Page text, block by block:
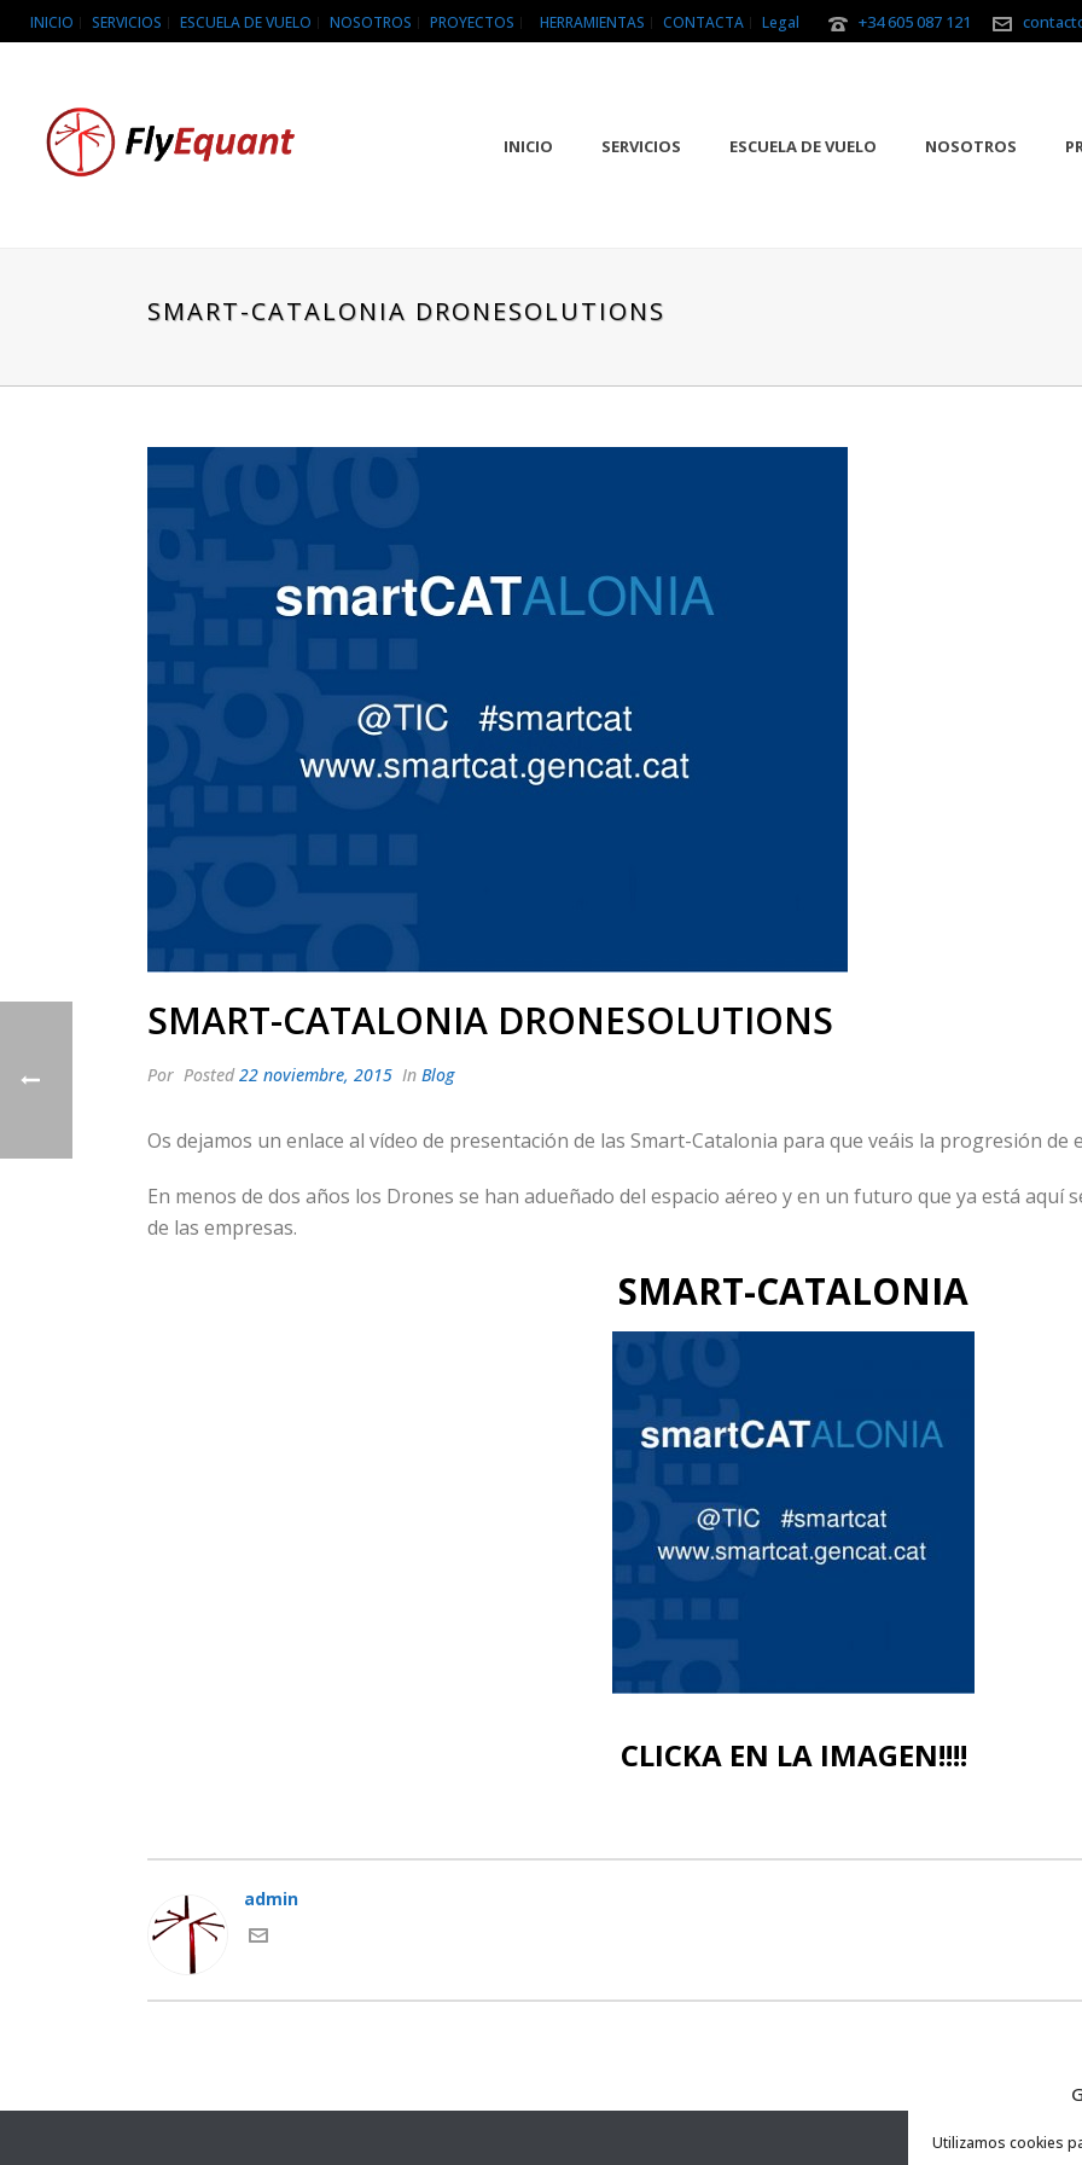
Utilizamos cookies
INICIO SERVICIOS ESCUELA DE VUELO NOSOTROS PROYECTOS HERRAMIENTAS CONTACTA Legal +34 605 087 121
INICIO SERVICIOS ESCUELA DE VUELO NOSOTROS
SMART-CATALONIA DRONESOLUTIONS
SMART-CATALONIA DRONESOLUTIONS
Por Posted22 noviembre, 2015 In Blog
Os dejamos un enlace al vídeo de presentación de las Smart-Catalonia para que veáis la progresión de
En menos de dos años los Drones se han adueñado del espacio aéreo y en un futuro que ya está aquí
de las empresas.
SMART-CATALONIA
CLICKA EN LA IMAGEN!!!!
admin